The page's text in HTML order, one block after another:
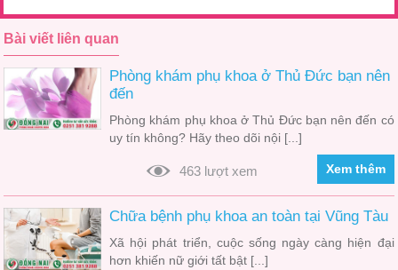
Bài viết liên quan
Phòng khám phụ khoa ở Thủ Đức bạn nên
đến
Phòng khám phụ khoa ở Thủ Đức bạn nên đến có
uy tín không? Hãy theo dõi nội [...]
463 lượt xem Xem thêm
Chữa bệnh phụ khoa an toàn tại Vũng Tàu
Xã hội phát triển, cuộc sống ngày càng hiện đại
hơn khiến nữ giới tất bật [...]